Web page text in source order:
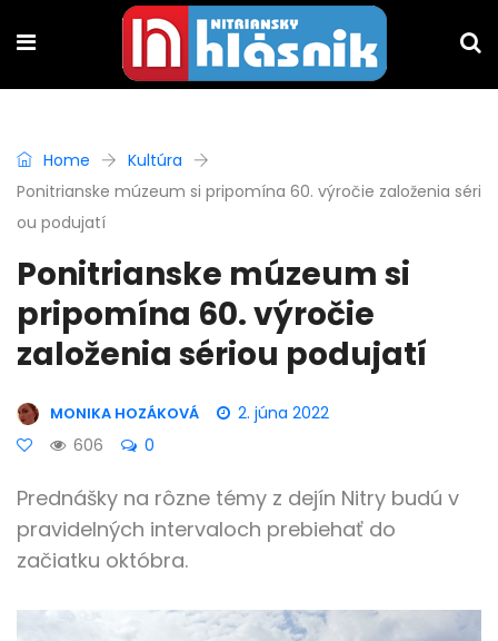
Home
Kultúra
Ponitrianske múzeum si pripomína 60. výročie založenia séri
ou podujatí
Ponitrianske múzeum si
pripomína 60. výročie
založenia sériou podujatí
MONIKA HOZÁKOVÁ
2. júna 2022
606
0
Prednášky na rôzne témy z dejín Nitry budú v
pravidelných intervaloch prebiehať do
začiatku októbra.